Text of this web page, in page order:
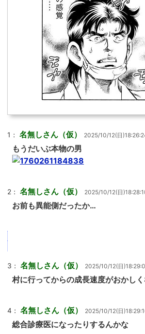
1： 名無しさん（仮） 2025/10/12(日
もうだいぶ本物の男
2： 名無しさん（仮） 2025/10/12(日
お前も異能側だったか…
3： 名無しさん（仮） 2025/10/12(日
村に行ってからの成長速度がおかしく
4： 名無しさん（仮） 2025/10/12(日
総合診療医になったりするんかな